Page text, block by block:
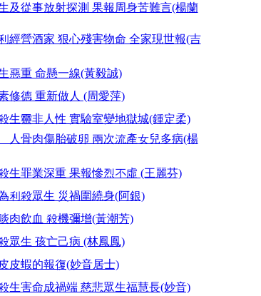
及從事放射探測 果報周身苦難言(楊蘭
經營酒家 狠心殘害物命 全家現世報(吉
惡重 命懸一線(黃毅誠)
修德 重新做人 (周愛萍)
生靈非人性 實驗室變地獄城(鍾定柔)
人骨肉傷胎破卵 兩次流產女兒多病(楊
生罪業深重 果報慘烈不虛 (王麗芬)
利殺眾生 災禍圍繞身(阿銀)
肉飲血 殺機彌增(黃潮芳)
眾生 孩亡己病 (林鳳鳳)
皮蝦的報復(妙音居士)
生害命成禍端 慈悲眾生福慧長(妙音)